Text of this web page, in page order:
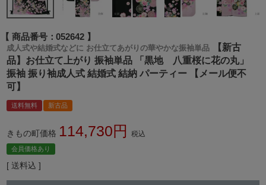
商品番号 052642
成人式や結婚式などに お仕立てあがりの華やかな振袖単品
【新古
品】お仕立て上がり 振袖単品 「黒地 八重桜に花の丸」
振袖 振り袖成人式 結婚式 結納 パーティー 【メール便不
可】
送料無料 新古品
きもの町価格 114,730 税込
会員価格あり
送料込